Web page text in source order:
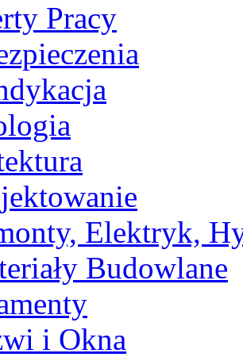
Pracy
Elektryk,
Budowlane
i Okna